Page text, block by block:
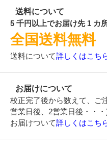
送料について
5 千円以上でお届け先 1 カ
全国送料無料
送料について詳しくはこち
お届けについて
校正完了後から数えて、ご
営業日後、2営業日後・・
お届けついて詳しくはこち